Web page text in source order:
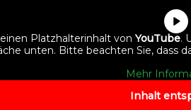
Platzhalterinhalt vonYouTube.
unten. Bitte beachten Sie, dass
Mehr
Inhalt